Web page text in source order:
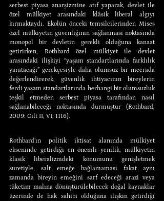
serbest piyasa anarşizmine atıf yaparak, devlet ile
özel mülkiyet arasındaki klâsik liberal algıyı
kırmaktaydı. Ekolün önceki temsilcilerinden Mises
özel mülkiyetin güvenliğinin sağlanması noktasında
monopol bir devletin gerekli olduğuna kanaat
getirirken, Rothbard özel mülkiyet ile devlet
arasındaki ilişkiyi “yaşam standartlarında farklılık
yaratacağı” gerekçesiyle daha olumsuz bir mecrada
değerlendirerek, güvenlik ihtiyacının bireylerin
ferdi yaşam standartlarında herhangi bir olumsuzluk
teşkil etmeden serbest piyasa tarafından nasıl
sağlanabileceği noktasında durmuştur (Rothbard,
2009: Cilt II, VI, 1116).
Rothbard’ın politik iktisat alanında mülkiyet
ekseninde getirdiği en önemli yenilik, mülkiyetin
klasik liberalizmdeki konumunu genişletmek
suretiyle, salt emeğe bağlamaması fakat aynı
zamanda bireyin emeğini sarf edeceği arazi veya
tüketim malına dönüştürülebilecek doğal kaynaklar
üzerinde de hak sahibi olduğuna ilişkin getirdiği